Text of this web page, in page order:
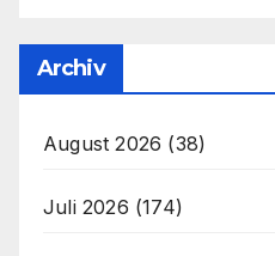
Archiv
August 2026 (38)
Juli 2026 (174)